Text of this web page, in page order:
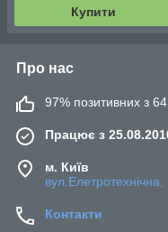
Купити
Про нас
97% позитивних з 64
Працює з
м. Київ
вул.Елетротехнічна,
Контакти